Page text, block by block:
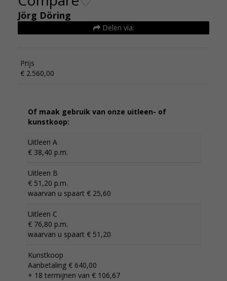
Jörg Döring
Delen via:
Prijs
€ 2.560,00
Of maak gebruik van onze uitleen- of
kunstkoop:
Uitleen A
€ 38,40 p.m.
Uitleen B
€ 51,20 p.m.
waarvan u spaart € 25,60
Uitleen C
€ 76,80 p.m.
waarvan u spaart € 51,20
Kunstkoop
Aanbetaling € 640,00
+ 18 termijnen van € 106,67